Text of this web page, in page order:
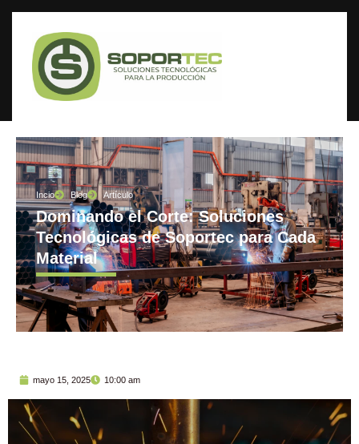
Incio Blog Artículo
Dominando el Corte: Soluciones
Tecnológicas de Soportec para Cada
Material
mayo 15, 2025 10:00 am